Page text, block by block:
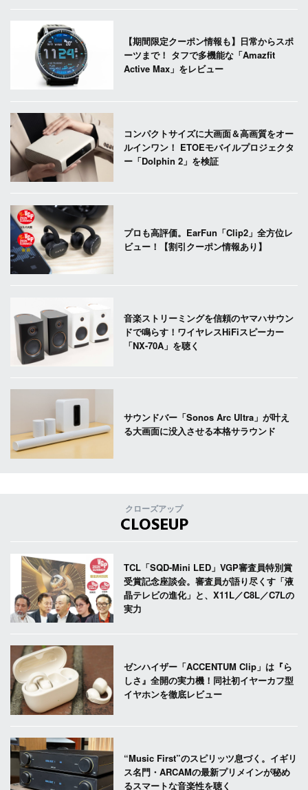
【期間限定クーポン情報も】日常からスポ
ーツまで！ タフで多機能な「Amazfit
Active Max」をレビュー
コンパクトサイズに大画面＆高画質をオー
ルインワン！ ETOEモバイルプロジェクタ
ー「Dolphin 2」を検証
プロも高評価。EarFun「Clip2」全方位レ
ビュー！【割引クーポン情報あり】
音楽ストリーミングを信頼のヤマハサウン
ドで鳴らす！ワイヤレスHiFiスピーカー
「NX-70A」を聴く
サウンドバー「Sonos Arc Ultra」が叶え
る大画面に没入させる本格サラウンド
クローズアップ
CLOSEUP
TCL「SQD-Mini LED」VGP審査員特別賞
受賞記念座談会。審査員が語り尽くす「液
晶テレビの進化」と、X11L／C8L／C7Lの
実力
ゼンハイザー「ACCENTUM Clip」は『ら
しさ』全開の実力機！同社初イヤーカフ型
イヤホンを徹底レビュー
“Music First”のスピリッツ息づく。イギリ
ス名門・ARCAMの最新プリメインが秘め
るスマートな音楽性を聴く